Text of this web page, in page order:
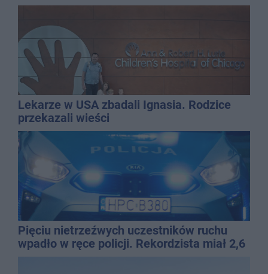
Lekarze w USA zbadali Ignasia. Rodzice
przekazali wieści
Pięciu nietrzeźwych uczestników ruchu
wpadło w ręce policji. Rekordzista miał 2,6